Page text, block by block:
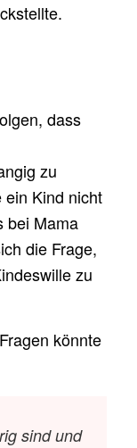
dass
zu
ein Kind nicht
bei Mama
die Frage,
zu
könnte
sind und